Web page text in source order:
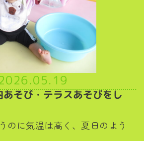
そび・テラスあそびをし
のに気温は高く、夏日のよう